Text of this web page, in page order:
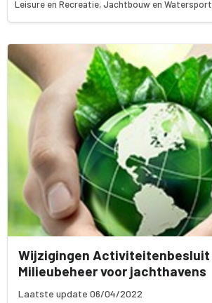
Leisure en Recreatie, Jachtbouw en Watersport
Wijzigingen Activiteitenbesluit
Milieubeheer voor jachthavens
Laatste update 06/04/2022